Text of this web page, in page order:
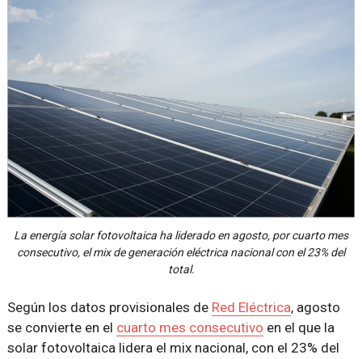
La energía solar fotovoltaica ha liderado en agosto, por cuarto mes
consecutivo, el mix de generación eléctrica nacional con el 23% del
total.
Según los datos provisionales de Red Eléctrica, agosto
se convierte en el cuarto mes consecutivo en el que la
solar fotovoltaica lidera el mix nacional, con el 23% del